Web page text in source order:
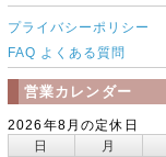
プライバシーポリシー
FAQ よくある質問
営業カレンダー
2026年8月の定休日
日
月